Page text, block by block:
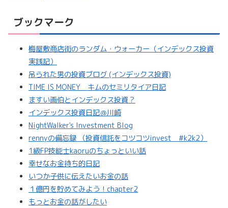
ブックマーク
梅屋敷商店街のランダム・ウォーカー（インデックス投資
実践記）
吊られた男の投資ブログ (インデックス投資)
TIME IS MONEY キムのセミリタイア日記
ますい画伯とインデックス投資？
インデックス投資日記＠川崎
NightWalker's Investment Blog
rennyの備忘録 （投資信託をコツコツinvest #k2k2）
1級FP技能士kaoruのちょっといい話
幸せなお金持ち的日記
いつか子供に伝えたいお金の話
１億円を貯めてみよう！chapter2
もっとお金の話がしたい